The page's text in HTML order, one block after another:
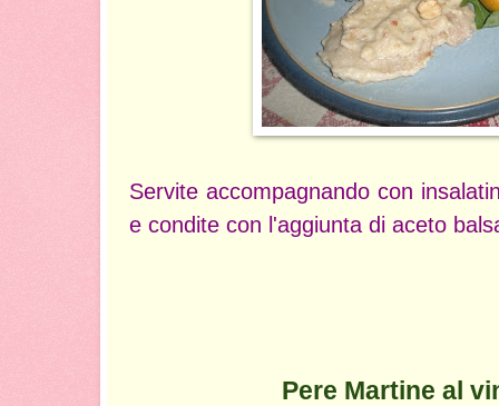
Servite accompagnando con
e condite con l'aggiunta di aceto
Pere Martine al